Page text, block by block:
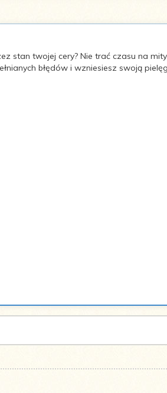
stan twojej cery? Nie trać czasu na
błędów i wzniesiesz swoją